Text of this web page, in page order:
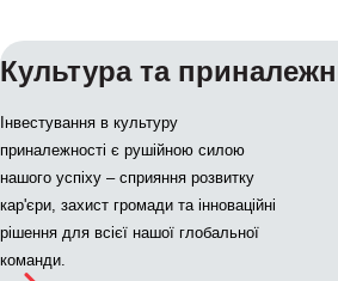
Культура та
Інвестування в культуру
приналежності є рушійною силою
нашого успіху – сприяння розвитку
кар'єри, захист громади та інноваційні
рішення для всієї нашої глобальної
команди.